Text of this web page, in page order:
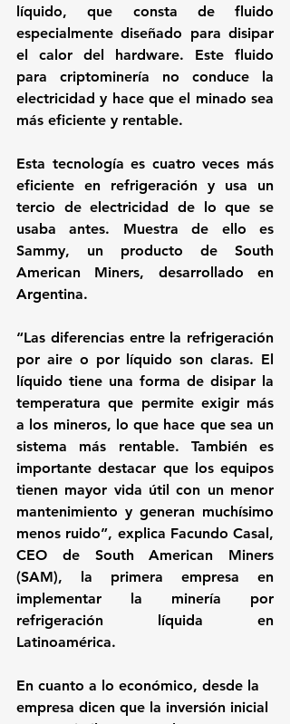
líquido, que consta de fluido
especialmente diseñado para disipar
el calor del hardware. Este fluido
para criptominería no conduce la
electricidad y hace que el minado sea
más eficiente y rentable.
Esta tecnología es cuatro veces más
eficiente en refrigeración y usa un
tercio de electricidad
de lo que se
Sammy, un producto de South
American Miners, desarrollado en
Argentina.
“Las diferencias entre la refrigeración
por aire o por líquido son claras. El
líquido tiene una forma de disipar la
temperatura que permite exigir más
a los mineros, lo que hace que sea un
sistema más rentable. También es
importante destacar que los equipos
tienen mayor vida útil con un menor
mantenimiento y generan muchísimo
menos ruido”, explica Facundo Casal ,
CEO de South American Miners
(SAM), la primera empresa en
implementar la minería por
refrigeración líquida en
Latinoamérica.
En cuanto a lo económico, desde la
empresa dicen que la inversión inicial